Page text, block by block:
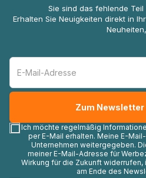
Sie sind das fehlende Teil
Erhalten Sie Neuigkeiten direkt in
Ich möchte regelmäßig
per E-Mail erhalten. Meine E-
Unternehmen weitergegeben.
meiner E-Mail-Adresse für
Wirkung für die Zukunft widerrufen,
am Ende des